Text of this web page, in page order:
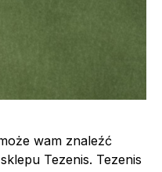
wam znaleźć
Tezenis. Tezenis